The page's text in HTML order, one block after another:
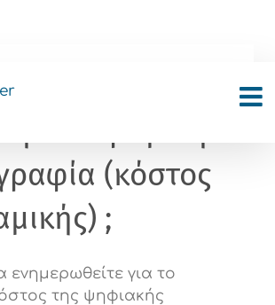
η
πανοραμική
(κόστος
;
ενημερωθείτε για το
της ψηφιακής